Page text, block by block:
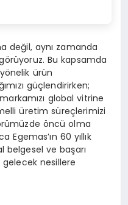
değil, aynı zamanda
Bu kapsamda
ürün
güçlendirirken;
global vitrine
üretim süreçlerimizi
öncü olma
Egemas’ın 60 yıllık
ve başarı
nesillere